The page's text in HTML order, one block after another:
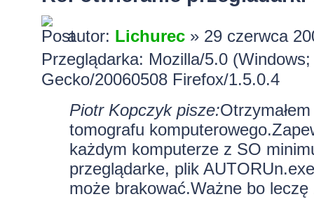
autor: Lichurec» 29 czerwca
Przeglądarka: Mozilla/5.0
Gecko/20060508 Firefox/1.5.0.4
Piotr Kopczyk pisze:
tomografu
każdym komputerze z SO
przeglądarke, plik
może brakować.Ważne bo